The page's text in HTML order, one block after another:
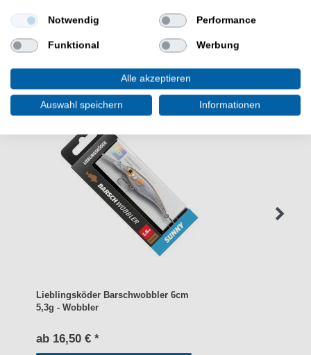
WEITERE INTERESSANTE ARTIKEL
Lieblingsköder Barschwobbler 6cm
5,3g - Wobbler
ab 16,50 € *
Notwendig Performance
Funktional Werbung
Alle akzeptieren
Auswahl speichern Informationen